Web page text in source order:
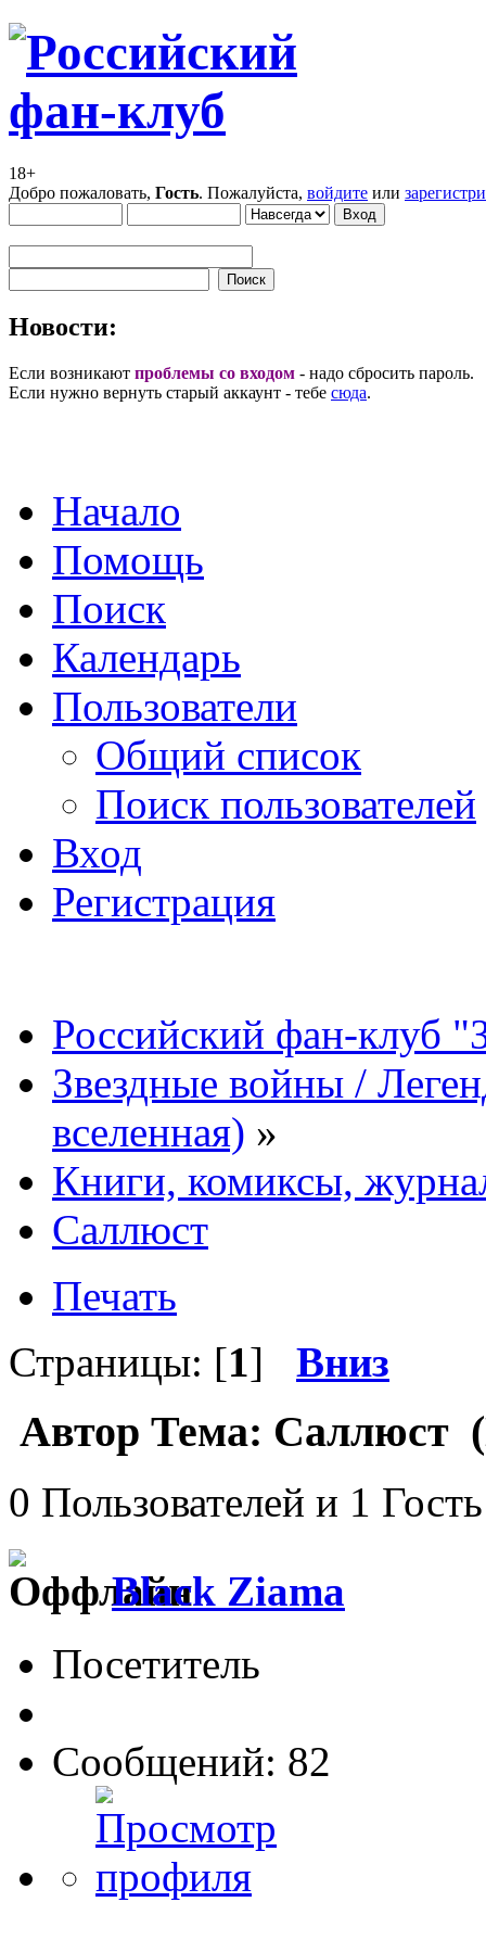
18+
Добро пожаловать, Гость. Пожалуйста, войдите или
Новости:
Если возникают проблемы со входом - надо сбросить пароль.
Если нужно вернуть старый аккаунт - тебе сюда.
Начало
Помощь
Поиск
Календарь
Пользователи
Общий список
Поиск пользователей
Вход
Регистрация
Российский фан-клуб
Звездные войны /
вселенная) »
Книги, комиксы,
Саллюст
Печать
Страницы: [1] Вниз
Автор Тема: Саллюст
0 Пользователей и 1
Black Ziama
Посетитель
Сообщений: 82